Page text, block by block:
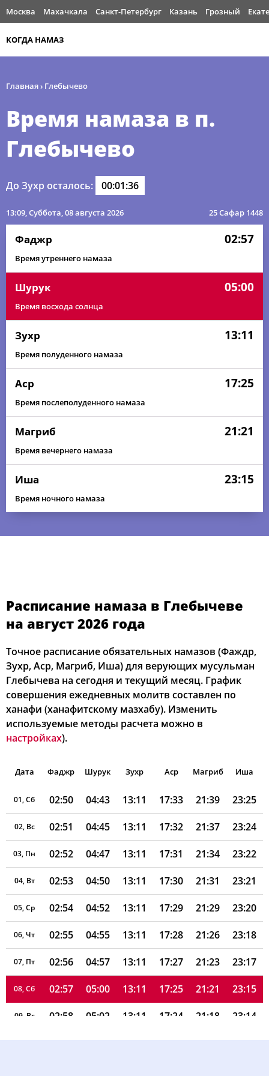
Москва Махачкала Санкт-Петербург Казань Грозный
КОГДА НАМАЗ
Главная› Глебычево
Время намаза в п.
Глебычево
До Зухр осталось: 00:01:36
13:09, Суббота, 08 августа 2026 25 Сафар 1448
Фаджр 02:57
Время утреннего намаза
Шурук 05:00
Время восхода солнца
Зухр 13:11
Время полуденного намаза
Аср 17:25
Время послеполуденного намаза
Магриб 21:21
Время вечернего намаза
Иша 23:15
Время ночного намаза
Расписание намаза в Глебычеве
на август 2026 года
Точное расписание обязательных намазов (Фаждр,
Зухр, Аср, Магриб, Иша) для верующих мусульман
Глебычева на сегодня и текущий месяц. График
совершения ежедневных молитв составлен по
ханафи (ханафитскому мазхабу). Изменить
используемые методы расчета можно в
настройках).
Дата Фаджр Шурук Зухр Аср Магриб Иша
01, Сб 02:50 04:43 13:11 17:33 21:39 23:25
02, Вс 02:51 04:45 13:11 17:32 21:37 23:24
03, Пн 02:52 04:47 13:11 17:31 21:34 23:22
04, Вт 02:53 04:50 13:11 17:30 21:31 23:21
05, Ср 02:54 04:52 13:11 17:29 21:29 23:20
06, Чт 02:55 04:55 13:11 17:28 21:26 23:18
07, Пт 02:56 04:57 13:11 17:27 21:23 23:17
08, Сб 02:57 05:00 13:11 17:25 21:21 23:15
09, Вс 02:58 05:02 13:11 17:24 21:18 23:14
10, Пн 02:59 05:05 13:11 17:23 21:15 23:12